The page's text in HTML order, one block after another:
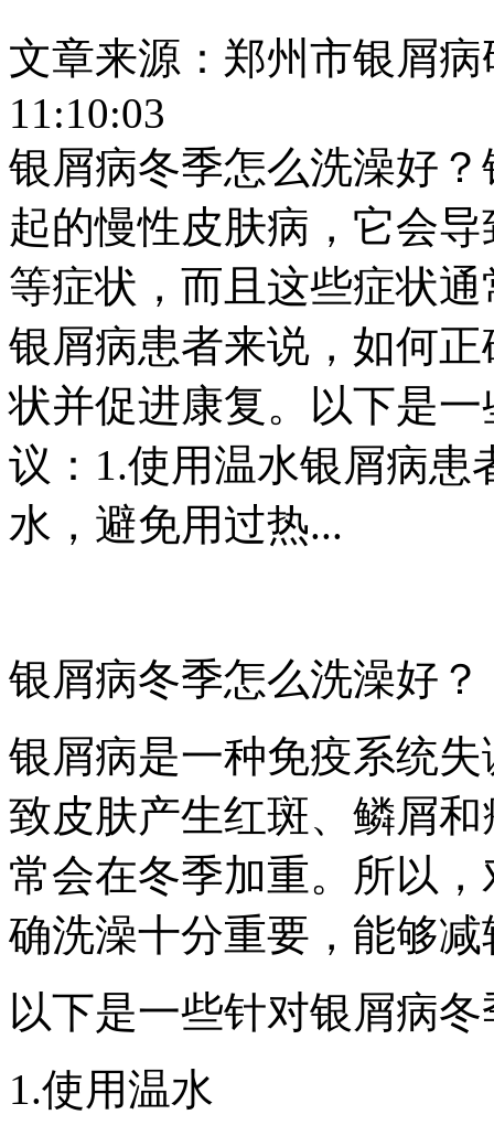
文章来源：郑州市银屑
11:10:03
银屑病冬季怎么洗澡好
起的慢性皮肤病，它会
等症状，而且这些症状
银屑病患者来说，如何
状并促进康复。以下是
议：1.使用温水银屑病患
水，避免用过热...
银屑病冬季怎么洗澡好？
银屑病是一种免疫系统
致皮肤产生红斑、鳞屑
常会在冬季加重。所以
确洗澡十分重要，能够
以下是一些针对银屑病
1.使用温水